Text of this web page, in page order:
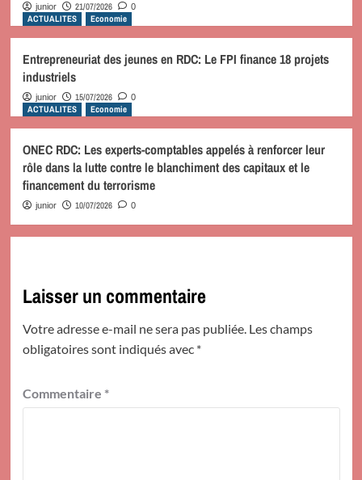
junior 21/07/2026 0
ACTUALITES Economie
Entrepreneuriat des jeunes en RDC: Le FPI finance 18 projets
industriels
junior 15/07/2026 0
ACTUALITES Economie
ONEC RDC: Les experts-comptables appelés à renforcer leur
rôle dans la lutte contre le blanchiment des capitaux et le
financement du terrorisme
junior 10/07/2026 0
Laisser un commentaire
Votre adresse e-mail ne sera pas publiée. Les champs
obligatoires sont indiqués avec *
Commentaire *